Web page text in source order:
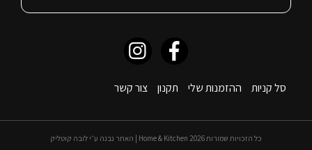
סל קניות ההזמנות שלי תקנון צור קשר
כל הזכויות שמורות 2026 Home & Kitchen | האתר נבנה ע״י לובה קוטליק